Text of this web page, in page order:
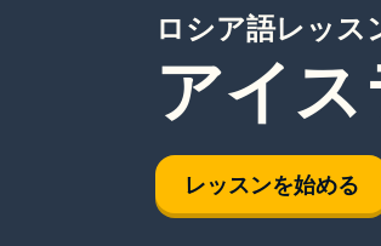
ロシア語レッス
アイ
レッスンを始める